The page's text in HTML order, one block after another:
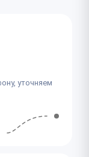
уточняем